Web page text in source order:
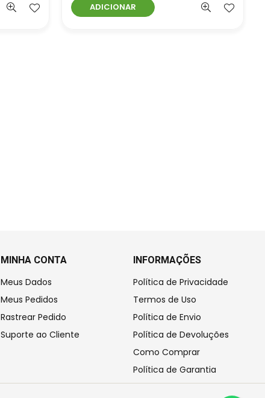
ADICIONAR
MINHA CONTA
Meus Dados
Meus Pedidos
Rastrear Pedido
Suporte ao Cliente
INFORMAÇÕES
Política de Privacidade
Termos de Uso
Política de Envio
Política de Devoluções
Como Comprar
Política de Garantia